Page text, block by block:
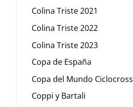
Colina Triste 2021
Colina Triste 2022
Colina Triste 2023
Copa de España
Copa del Mundo Ciclocross
Coppi y Bartali